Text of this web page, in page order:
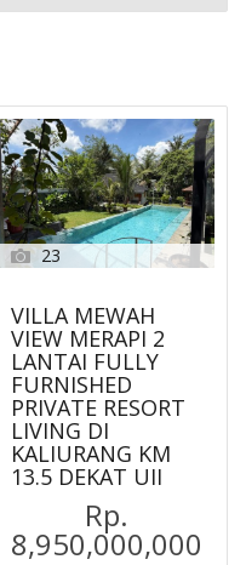
23
VILLA MEWAH
VIEW MERAPI 2
LANTAI FULLY
FURNISHED
PRIVATE RESORT
LIVING DI
KALIURANG KM
13.5 DEKAT UII
Rp.
8,950,000,000